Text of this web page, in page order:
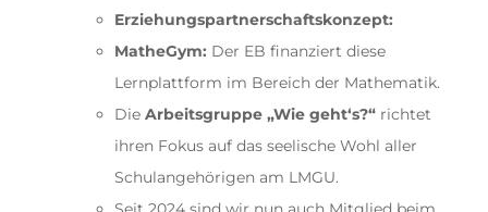
Erziehungspartnerschaftskonzept:
MatheGym: Der EB finanziert diese
Lernplattform im Bereich der Mathematik.
Die Arbeitsgruppe „Wie geht‘s?“ richtet
ihren Fokus auf das seelische Wohl aller
Schulangehörigen am LMGU.